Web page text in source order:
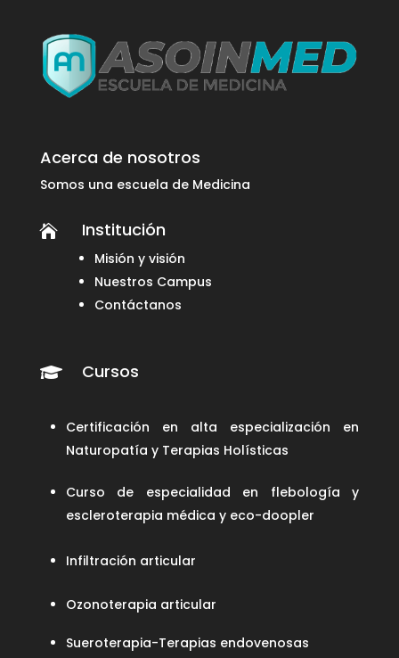
Acerca de nosotros
Somos una escuela de Medicina
 Institución
Misión y visión
Nuestros Campus
Contáctanos
 Cursos
Certificación en alta especialización en
Naturopatía y Terapias Holísticas
Curso de especialidad en flebología y
escleroterapia médica y eco-doopler
Infiltración articular
Ozonoterapia articular
Sueroterapia-Terapias endovenosas